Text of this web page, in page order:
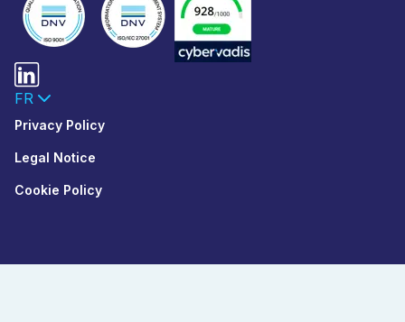
FR
Privacy Policy
Legal Notice
Cookie Policy